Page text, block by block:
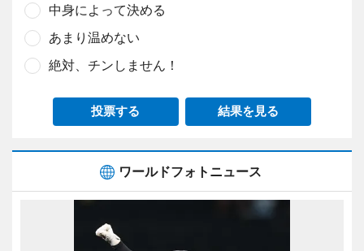
中身によって決める
あまり温めない
絶対、チンしません！
投票する 結果を見る
ワールドフォトニュース